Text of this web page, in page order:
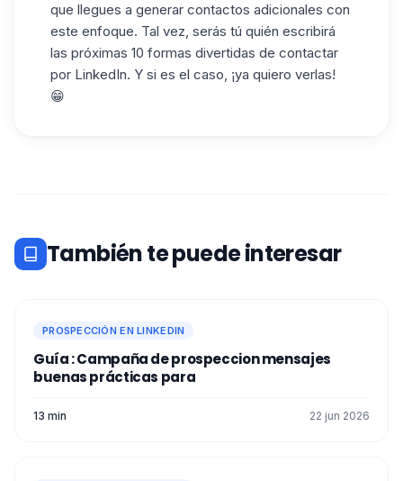
que llegues a generar contactos adicionales con
este enfoque. Tal vez, serás tú quién escribirá
las próximas 10 formas divertidas de contactar
por LinkedIn. Y si es el caso, ¡ya quiero verlas!
😁
También te puede interesar
PROSPECCIÓN EN LINKEDIN
Guía : Campaña de prospeccion mensajes
buenas prácticas para
13 min 22 jun 2026